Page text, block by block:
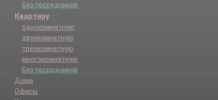
Без посредников
Квартиру
однокомнатную
двухкомнатную
трехкомнатную
многокомнатную
Без посредников
Дома
Офисы